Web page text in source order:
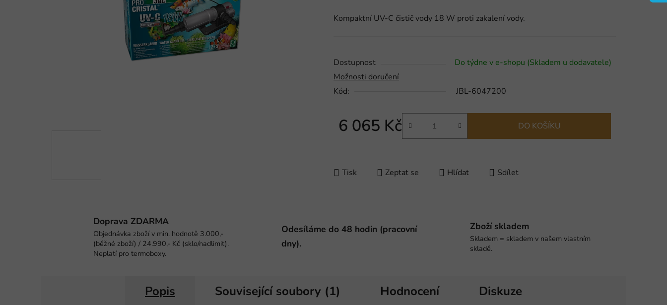
je
5
hvězdiček.
Kompaktní UV-C čistič vody 18 W proti zakalení vody.
Dostupnost
Do týdne v e-shopu (Skladem u dodavatele)
Možnosti doručení
Kód:
JBL-6047200
6 065 Kč DO KOŠÍKU
Tisk Zeptat se Hlídat Sdílet
Doprava ZDARMA
Objednávka zboží v min. hodnotě 3.000,-
(běžné zboží) / 24.990,- Kč (sklo/nadlimit).
Neplatí pro termoboxy.
Odesíláme do 48 hodin (pracovní
dny).
Zboží skladem
Skladem = skladem v našem vlastním
skladě.
Popis Související soubory (1) Hodnocení Diskuze